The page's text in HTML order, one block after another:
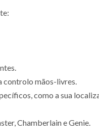
controlo mãos-livres.
como a sua
Chamberlain e Genie.